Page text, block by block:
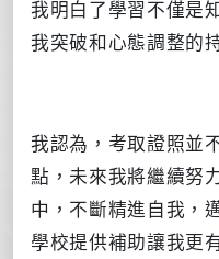
我明白了學習不僅是
我突破和心態調整的
我認為，考取證照並
點，未來我將繼續努
中，不斷精進自我，
學校提供補助讓我更